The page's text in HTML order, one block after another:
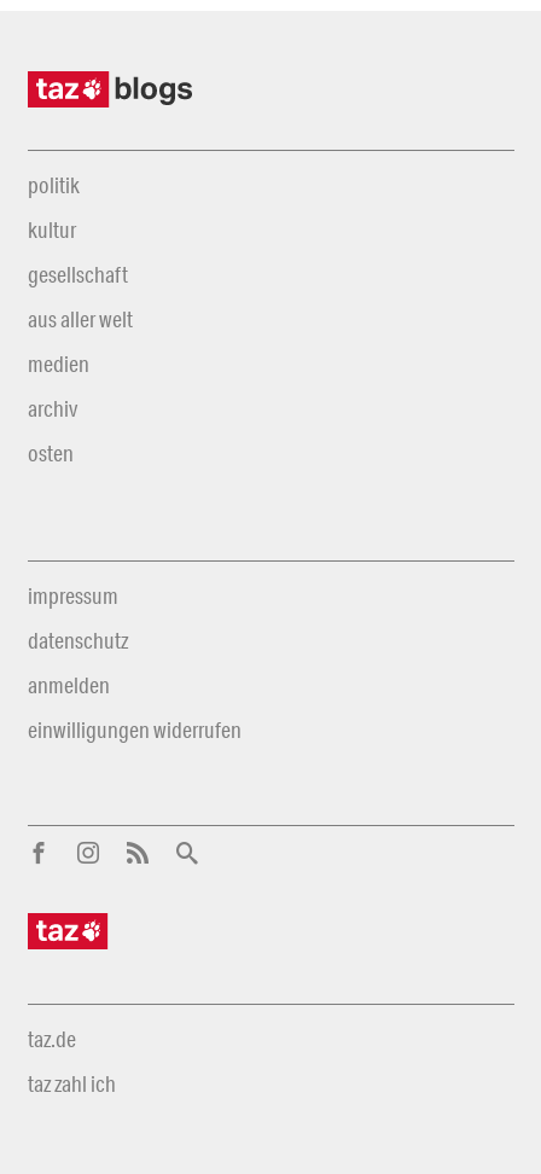
politik
kultur
gesellschaft
aus aller welt
medien
archiv
osten
impressum
datenschutz
anmelden
einwilligungen widerrufen
taz.de
taz zahl ich